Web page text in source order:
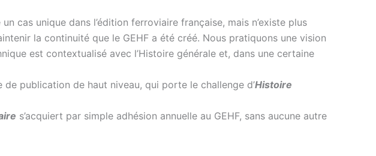
cas unique dans l’édition ferroviaire française, mais n’existe plus
la continuité que le GEHF a été créé. Nous pratiquons une vision
est contextualisé avec l’Histoire générale et, dans une certaine
publication de haut niveau, qui porte le challenge d’Histoire
s’acquiert par simple adhésion annuelle au GEHF, sans aucune autre